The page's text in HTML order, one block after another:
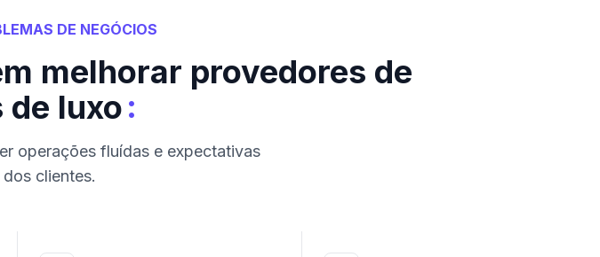
DE NEGÓCIOS
melhorar provedores de
luxo:
operações fluídas e expectativas
clientes.